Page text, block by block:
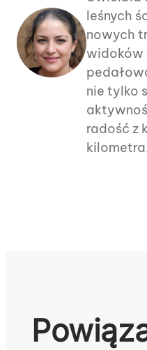
leśnych
nowych
widoków
nie tylko
radość z